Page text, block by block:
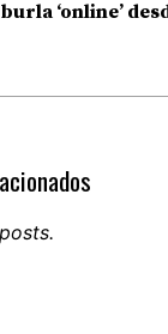
‘online’